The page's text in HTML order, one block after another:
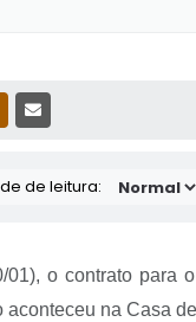
OUTRAS MÍDIAS
de leitura:
o contrato
na Casa